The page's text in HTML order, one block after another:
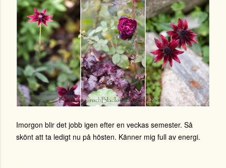
Imorgon blir det jobb igen efter en veckas semester. Så
skönt att ta ledigt nu på hösten. Känner mig full av energi.